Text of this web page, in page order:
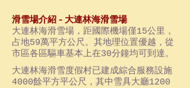
滑雪場介紹 - 大連林海滑雪場
大連林海滑雪場，距國際機場僅15公里，
占地59萬平方公尺。其地理位置優越，從
市區各區驅車基本上在30分鐘均可到達。
大連林海滑雪度假村已建成綜合服務設施
4000餘平方平公尺，其中雪具大廳1200